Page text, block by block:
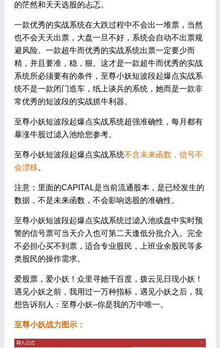
的茫然和天天选股的忐忑。
一款优秀的实战系统在大跌过程中不会出一堆票，当然
也不会天天出票，大盘一旦不好，系统会自动不出票规
避风险。一款超牛而优秀的实战系统出票一定要少而
精，并且要准，稳，狠。这才是一款超牛而优秀的实战
系统所必须要有的条件，至尊小妖短波段起爆点实战系
统不是一款闭门造车，纸上谈兵的系统，她而是一款非
常优秀的短波段的实战抓牛利器。
至尊小妖短波段起爆点实战系统超强准确性，每月都有
暴涨牛股过滤入池给您参考。
至尊小妖短波段起爆点实战系统不含未来函数 ，信号不
会漂移。
注意：里面的CAPITAL是当前流通股本，是已经发生的
数据，不是未来函数，不会影响选股的准确性。
至尊小妖短波段起爆点实战系统过滤入池或盘中实时预
警的信号票可当天介入也可第二天逢低分批介入。完全
不必担心买不到票，适合专业股民，上班业余股民等多
类股民的操作需求。
爱股票，爱小妖！众里寻她千百度，拨云见日现小妖！
遇见小妖之前，我用过一万种指标，遇见小妖之后，我
想告诉别人：至尊小妖–你是我的万中唯一。
至尊小妖战力图示：